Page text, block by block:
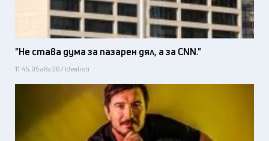
"Не става дума за пазарен дял, а за CNN."
11:45, 05 авг 26 / Idealisti